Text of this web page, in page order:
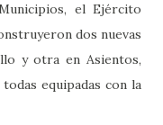
el Ejército
dos nuevas
y otra en Asientos,
equipadas con la